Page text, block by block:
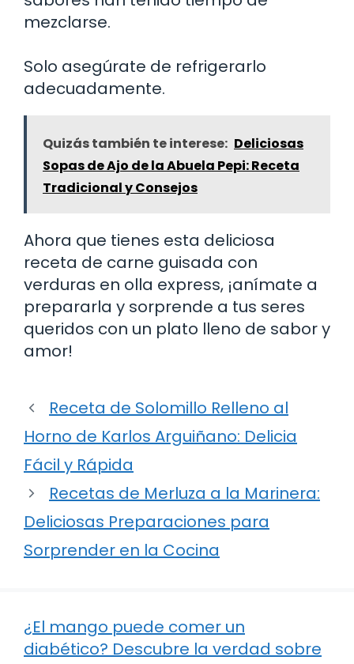
mezclarse.
Solo asegúrate de refrigerarlo
adecuadamente.
Quizás también te interese: Deliciosas
Sopas de Ajo de la Abuela Pepi: Receta
Tradicional y Consejos
Ahora que tienes esta deliciosa
receta de carne guisada con
verduras en olla express, ¡anímate a
prepararla y sorprende a tus seres
queridos con un plato lleno de sabor y
amor!
Receta de Solomillo Relleno al
Horno de Karlos Arguiñano: Delicia
Fácil y Rápida
Recetas de Merluza a la Marinera:
Deliciosas Preparaciones para
Sorprender en la Cocina
¿El mango puede comer un
diabético? Descubre la verdad sobre